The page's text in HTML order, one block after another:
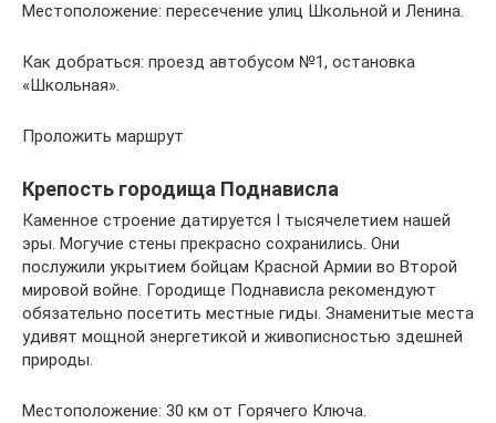
Местоположение: пересечение улиц Школьной и Ленина.
Как добраться: проезд автобусом №1, остановка
«Школьная».
Проложить маршрут
Крепость городища Поднависла
Каменное строение датируется I тысячелетием нашей
эры. Могучие стены прекрасно сохранились. Они
послужили укрытием бойцам Красной Армии во Второй
мировой войне. Городище Поднависла рекомендуют
обязательно посетить местные гиды. Знаменитые места
удивят мощной энергетикой и живописностью здешней
природы.
Местоположение: 30 км от Горячего Ключа.